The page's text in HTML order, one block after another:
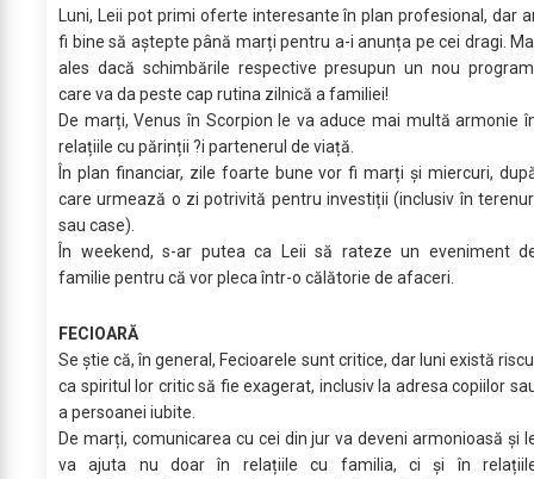
Luni, Leii pot primi oferte interesante în plan profesional, dar
fi bine să aștepte până marți pentru a-i anunța pe cei dragi.
ales dacă schimbările respective presupun un nou
care va da peste cap rutina zilnică a familiei!
De marți, Venus în Scorpion le va aduce mai multă armonie
relațiile cu părinții ?i partenerul de viață.
În plan financiar, zile foarte bune vor fi marți și miercuri,
care urmează o zi potrivită pentru investiții (inclusiv în
sau case).
În weekend, s-ar putea ca Leii să rateze un eveniment
familie pentru că vor pleca într-o călătorie de afaceri.
FECIOARĂ
Se știe că, în general, Fecioarele sunt critice, dar luni există
ca spiritul lor critic să fie exagerat, inclusiv la adresa copiilor
a persoanei iubite.
De marți, comunicarea cu cei din jur va deveni armonioasă și
va ajuta nu doar în relațiile cu familia, ci și în